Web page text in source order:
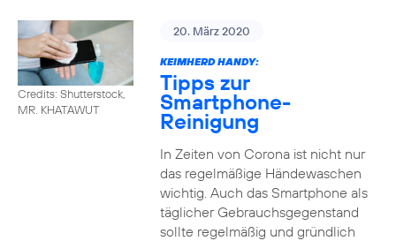
Credits: Shutterstock,
MR. KHATAWUT
20. März 2020
KEIMHERD HANDY:
Tipps zur
Smartphone-
Reinigung
In Zeiten von Corona ist nicht nur
das regelmäßige Händewaschen
wichtig. Auch das Smartphone als
täglicher Gebrauchsgegenstand
sollte regelmäßig und gründlich